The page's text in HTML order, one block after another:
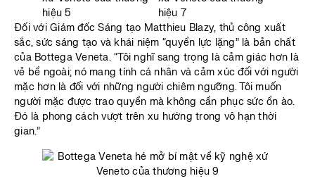
Đối với Giám đốc Sáng tạo Matthieu Blazy, thủ công xuất
sắc, sức sáng tạo và khái niệm “quyền lực lặng” là bản chất
của Bottega Veneta. “Tôi nghĩ sang trọng là cảm giác hơn là
vẻ bề ngoài; nó mang tính cá nhân và cảm xúc đối với người
mặc hơn là đối với những người chiêm ngưỡng. Tôi muốn
người mặc được trao quyền mà không cần phục sức ồn ào.
Đó là phong cách vượt trên xu hướng trong vô hạn thời
gian.”